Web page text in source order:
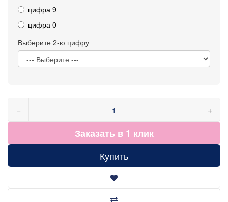
цифра 9
цифра 0
Выберите 2-ю цифру
− +
Заказать в 1 клик
Купить